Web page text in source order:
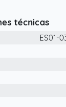
técnicas
ES01-